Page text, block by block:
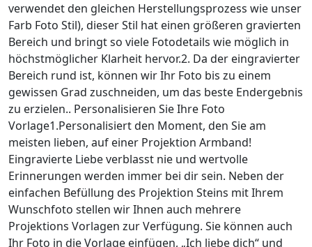
verwendet den gleichen Herstellungsprozess wie unser
Farb Foto Stil), dieser Stil hat einen größeren gravierten
Bereich und bringt so viele Fotodetails wie möglich in
höchstmöglicher Klarheit hervor.2. Da der eingravierter
Bereich rund ist, können wir Ihr Foto bis zu einem
gewissen Grad zuschneiden, um das beste Endergebnis
zu erzielen.. Personalisieren Sie Ihre Foto
Vorlage1.Personalisiert den Moment, den Sie am
meisten lieben, auf einer Projektion Armband!
Eingravierte Liebe verblasst nie und wertvolle
Erinnerungen werden immer bei dir sein. Neben der
einfachen Befüllung des Projektion Steins mit Ihrem
Wunschfoto stellen wir Ihnen auch mehrere
Projektions Vorlagen zur Verfügung. Sie können auch
Ihr Foto in die Vorlage einfügen, „Ich liebe dich“ und